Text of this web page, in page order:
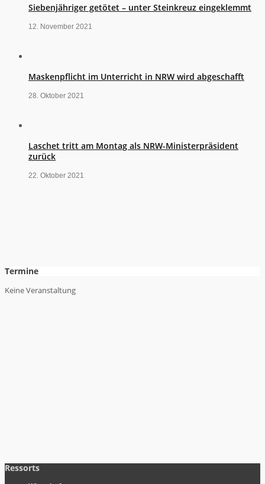
Siebenjähriger getötet – unter Steinkreuz eingeklemmt
12. November 2021
Maskenpflicht im Unterricht in NRW wird abgeschafft
28. Oktober 2021
Laschet tritt am Montag als NRW-Ministerpräsident
zurück
22. Oktober 2021
Termine
Keine Veranstaltung
Ressorts